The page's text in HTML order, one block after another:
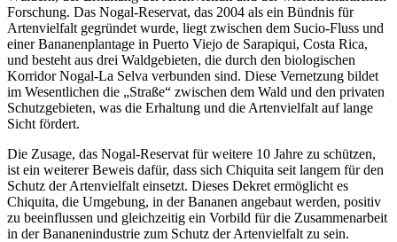
Forschung. Das Nogal-Reservat, das 2004 als ein Bündnis für
Artenvielfalt gegründet wurde, liegt zwischen dem Sucio-Fluss und
einer Bananenplantage in Puerto Viejo de Sarapiqui, Costa Rica,
und besteht aus drei Waldgebieten, die durch den biologischen
Korridor Nogal-La Selva verbunden sind. Diese Vernetzung bildet
im Wesentlichen die „Straße“ zwischen dem Wald und den privaten
Schutzgebieten, was die Erhaltung und die Artenvielfalt auf lange
Sicht fördert.
Die Zusage, das Nogal-Reservat für weitere 10 Jahre zu schützen,
ist ein weiterer Beweis dafür, dass sich Chiquita seit langem für den
Schutz der Artenvielfalt einsetzt. Dieses Dekret ermöglicht es
Chiquita, die Umgebung, in der Bananen angebaut werden, positiv
zu beeinflussen und gleichzeitig ein Vorbild für die Zusammenarbeit
in der Bananenindustrie zum Schutz der Artenvielfalt zu sein.